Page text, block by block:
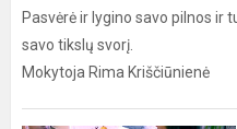
Pasvėrė ir lygino savo pilnos ir
savo tikslų svorį.
Mokytoja Rima Kriščiūnienė